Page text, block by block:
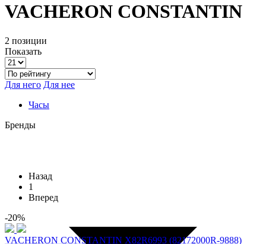
VACHERON CONSTANTIN
2 позиции
Показать
Для него Для нее
Часы
Бренды
Назад
1
Вперед
-20%
VACHERON CONSTANTIN X82R6993 (82172000R-9888)